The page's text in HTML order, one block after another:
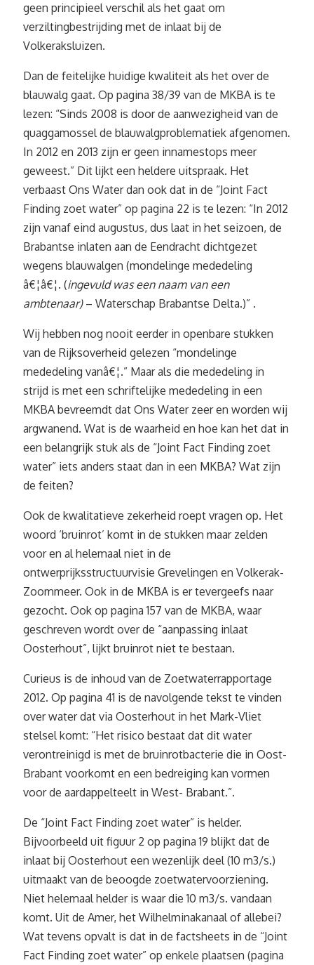
geen principieel verschil als het gaat om
verziltingbestrijding met de inlaat bij de
Volkeraksluizen.
Dan de feitelijke huidige kwaliteit als het over de
blauwalg gaat. Op pagina 38/39 van de MKBA is te
lezen: “Sinds 2008 is door de aanwezigheid van de
quaggamossel de blauwalgproblematiek afgenomen.
In 2012 en 2013 zijn er geen innamestops meer
geweest.” Dit lijkt een heldere uitspraak. Het
verbaast Ons Water dan ook dat in de “Joint Fact
Finding zoet water” op pagina 22 is te lezen: “In 2012
zijn vanaf eind augustus, dus laat in het seizoen, de
Brabantse inlaten aan de Eendracht dichtgezet
wegens blauwalgen (mondelinge mededeling
â€¦â€¦. (ingevuld was een naam van een
ambtenaar)– Waterschap Brabantse Delta.)” .
Wij hebben nog nooit eerder in openbare stukken
van de Rijksoverheid gelezen “mondelinge
mededeling vanâ€¦.” Maar als die mededeling in
strijd is met een schriftelijke mededeling in een
MKBA bevreemdt dat Ons Water zeer en worden wij
argwanend. Wat is de waarheid en hoe kan het dat in
een belangrijk stuk als de “Joint Fact Finding zoet
water” iets anders staat dan in een MKBA? Wat zijn
de feiten?
Ook de kwalitatieve zekerheid roept vragen op. Het
woord ‘bruinrot’ komt in de stukken maar zelden
voor en al helemaal niet in de
ontwerprijksstructuurvisie Grevelingen en Volkerak-
Zoommeer. Ook in de MKBA is er tevergeefs naar
gezocht. Ook op pagina 157 van de MKBA, waar
geschreven wordt over de “aanpassing inlaat
Oosterhout”, lijkt bruinrot niet te bestaan.
Curieus is de inhoud van de Zoetwaterrapportage
2012. Op pagina 41 is de navolgende tekst te vinden
over water dat via Oosterhout in het Mark-Vliet
stelsel komt: “Het risico bestaat dat dit water
verontreinigd is met de bruinrotbacterie die in Oost-
Brabant voorkomt en een bedreiging kan vormen
voor de aardappelteelt in West- Brabant.”.
De “Joint Fact Finding zoet water” is helder.
Bijvoorbeeld uit figuur 2 op pagina 19 blijkt dat de
inlaat bij Oosterhout een wezenlijk deel (10 m3/s.)
uitmaakt van de beoogde zoetwatervoorziening.
Niet helemaal helder is waar die 10 m3/s. vandaan
komt. Uit de Amer, het Wilhelminakanaal of allebei?
Wat tevens opvalt is dat in de factsheets in de “Joint
Fact Finding zoet water” op enkele plaatsen (pagina